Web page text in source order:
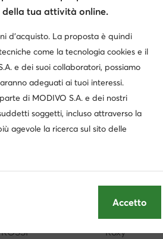
ins Birkenstock Boston
Borsa Guess bianca
Borse beige firmate in saldo
Roxy
della tua attività online.
d’acquisto. La proposta è quindi
come la tecnologia cookies e il
e dei suoi collaboratori, possiamo
adeguati ai tuoi interessi.
di MODIVO S.A. e dei nostri
soggetti, incluso attraverso la
agevole la ricerca sul sito delle
Accetto